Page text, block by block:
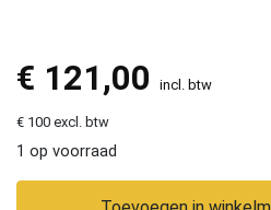
€ 121,00 incl. btw
€ 100 excl. btw
1 op voorraad